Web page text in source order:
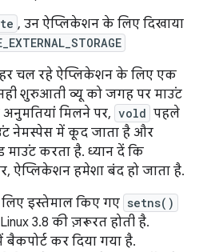
, उन ऐप्लिकेशन के लिए दिखाया
चल रहे ऐप्लिकेशन के लिए एक
शुरुआती व्यू को जगह पर माउंट
मिलने पर, vold पहले
नेमस्पेस में कूद जाता है और
माउंट करता है. ध्यान दें कि
ऐप्लिकेशन हमेशा बंद हो जाता है.
इस्तेमाल किए गए setns()
3.8 की ज़रूरत होती है.
कर दिया गया है.